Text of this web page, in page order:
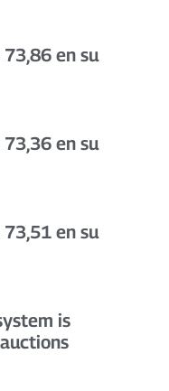
73,86 en su
73,36 en su
73,51 en su
is